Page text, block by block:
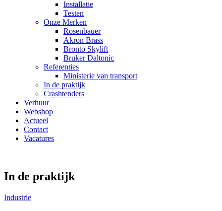
Installatie
Testen
Onze Merken
Rosenbauer
Akron Brass
Bronto Skylift
Bruker Daltonic
Referenties
Ministerie van transport
In de praktijk
Crashtenders
Verhuur
Webshop
Actueel
Contact
Vacatures
In de praktijk
Industrie